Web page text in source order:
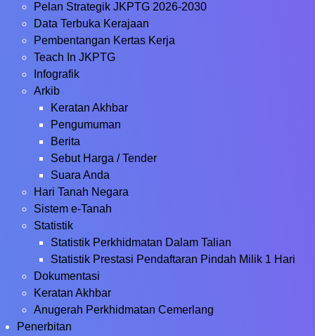
Pelan Strategik JKPTG 2026-2030
Data Terbuka Kerajaan
Pembentangan Kertas Kerja
Teach In JKPTG
Infografik
Arkib
Keratan Akhbar
Pengumuman
Berita
Sebut Harga / Tender
Suara Anda
Hari Tanah Negara
Sistem e-Tanah
Statistik
Statistik Perkhidmatan Dalam Talian
Statistik Prestasi Pendaftaran Pindah Milik 1 Hari
Dokumentasi
Keratan Akhbar
Anugerah Perkhidmatan Cemerlang
Penerbitan